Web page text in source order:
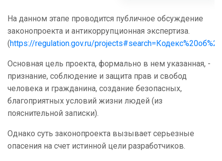
На данном этапе проводится публичное обсуждение
законопроекта и антикоррупционная экспертиза.
(https://regulation.gov.ru/
Основная цель проекта, формально в нем указанная, -
признание, соблюдение и защита прав и свобод
человека и гражданина, создание безопасных,
благоприятных условий жизни людей (из
пояснительной записки).
Однако суть законопроекта вызывает серьезные
опасения на счет истинной цели разработчиков.